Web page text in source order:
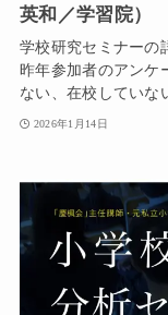
英和／学習院）
学校研究セミナーの
昨年参加者のアンケ
ない、在校していな
2026年1月14日